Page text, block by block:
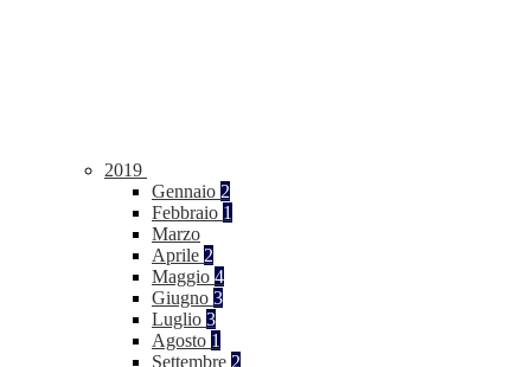
2019
Gennaio 2
Febbraio 1
Marzo
Aprile 2
Maggio 4
Giugno 3
Luglio 3
Agosto 1
Settembre 2